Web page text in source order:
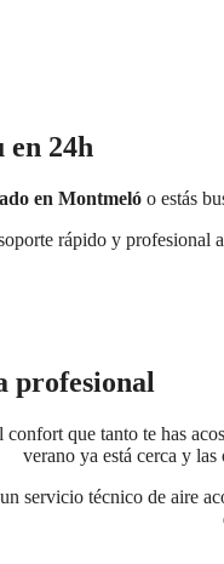
en 24h
en Montmeló o estás
rápido y
profesional
que tanto te has
verano ya está cerca y
servicio técnico de aire